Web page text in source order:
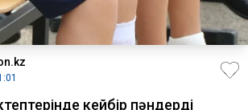
кейбір пәндердің